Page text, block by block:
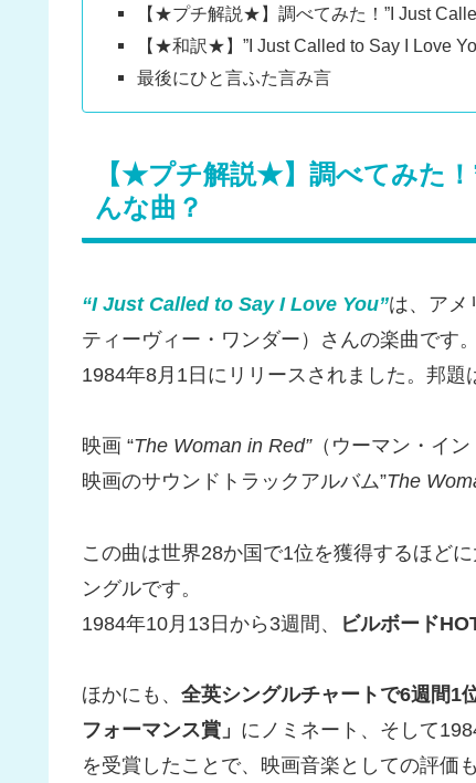
【★プチ解説★】調べてみた！”I Just
【★和訳★】”I Just Called to Say I Love
最後にひと言ふた言み言
【★プチ解説★】調べてみた
んな曲？
“I Just Called to Say I Love You”は、アメ
ティーヴィー・ワンダー）さんの楽曲です。
1984年8月1日にリリースされました。邦題
映画 “The Woman in Red”（ウーマン・イ
映画のサウンドトラックアルバム”The
この曲は世界28か国で1位を獲得するほど
ングルです。
1984年10月13日から3週間、
ビルボード
ほかにも、 全英シングルチャートで6週間1
フォーマンス賞」 にノミネート、そして
を受賞したことで、映画音楽としての評価